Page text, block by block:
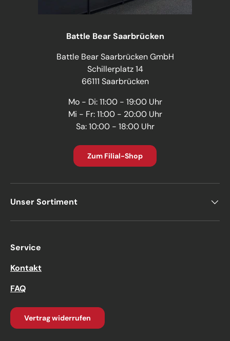
Battle Bear Saarbrücken
Battle Bear Saarbrücken GmbH
Schillerplatz 14
66111 Saarbrücken
Mo - Di: 11:00 - 19:00 Uhr
Mi - Fr: 11:00 - 20:00 Uhr
Sa: 10:00 - 18:00 Uhr
Zum Filial-Shop
Unser Sortiment
Service
Kontakt
FAQ
Vertrag widerrufen